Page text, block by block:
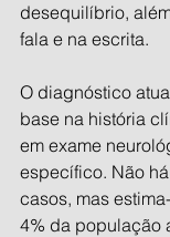
desequilíbrio,
fala e na escrita.
O diagnóstico
base na história
em exame
específico. Não
casos, mas
4% da população